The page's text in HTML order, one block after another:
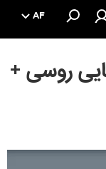
AF
روسی +